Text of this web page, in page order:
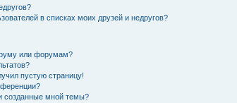
в списках моих друзей и недругов?
или форумам?
пустую страницу!
созданные мной темы?